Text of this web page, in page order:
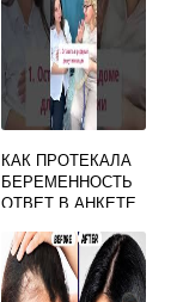
КАК ПРОТЕКАЛА
БЕРЕМЕННОСТЬ
ОТВЕТ В АНКЕТЕ